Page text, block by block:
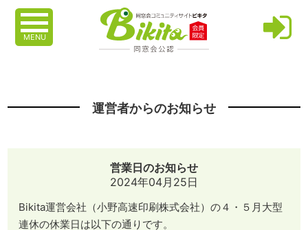
MENU
運営者からのお知らせ
営業日のお知らせ
2024年04月25日
Bikita運営会社（小野高速印刷株式会社）の４・５月大型
連休の休業日は以下の通りです。